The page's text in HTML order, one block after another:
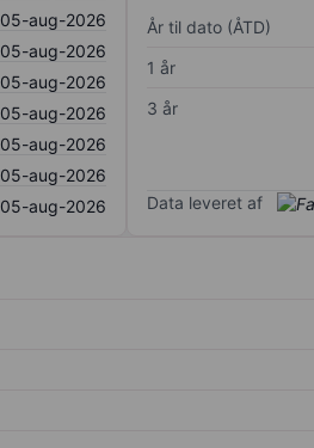
05-aug-2026
05-aug-2026
05-aug-2026
05-aug-2026
05-aug-2026
05-aug-2026
05-aug-2026
År til dato (ÅTD)
1 år
3 år
Data leveret af